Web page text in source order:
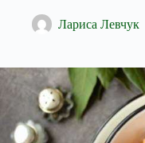
Лариса Левчук